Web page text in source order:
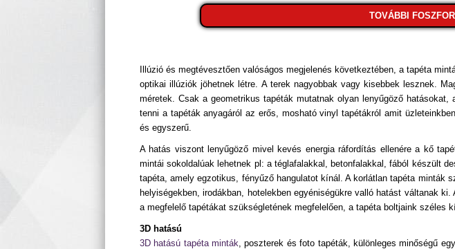
Fa
TOVÁBBI
Illúzió és megtévesztően valóságos megjelenés következtében, a tapéta
optikai illúziók jöhetnek létre. A terek nagyobbak vagy kisebbek lesznek.
méretek. Csak a geometrikus tapéták mutatnak olyan lenyűgöző
tenni a tapéták anyagáról az erős, mosható vinyl tapétákról amit
és egyszerű.
A hatás viszont lenyűgöző mivel kevés energia ráfordítás ellenére a kő
mintái sokoldalúak lehetnek pl: a téglafalakkal, betonfalakkal, fából készült
tapéta, amely egzotikus, fényűző hangulatot kínál. A korlátlan tapéta
helyiségekben, irodákban, hotelekben egyéniségükre valló hatást váltanak
a megfelelő tapétákat szükségletének megfelelően, a tapéta boltjaink széles
3D hatású
3D hatású tapéta minták, poszterek és foto tapéták, különleges minőségű